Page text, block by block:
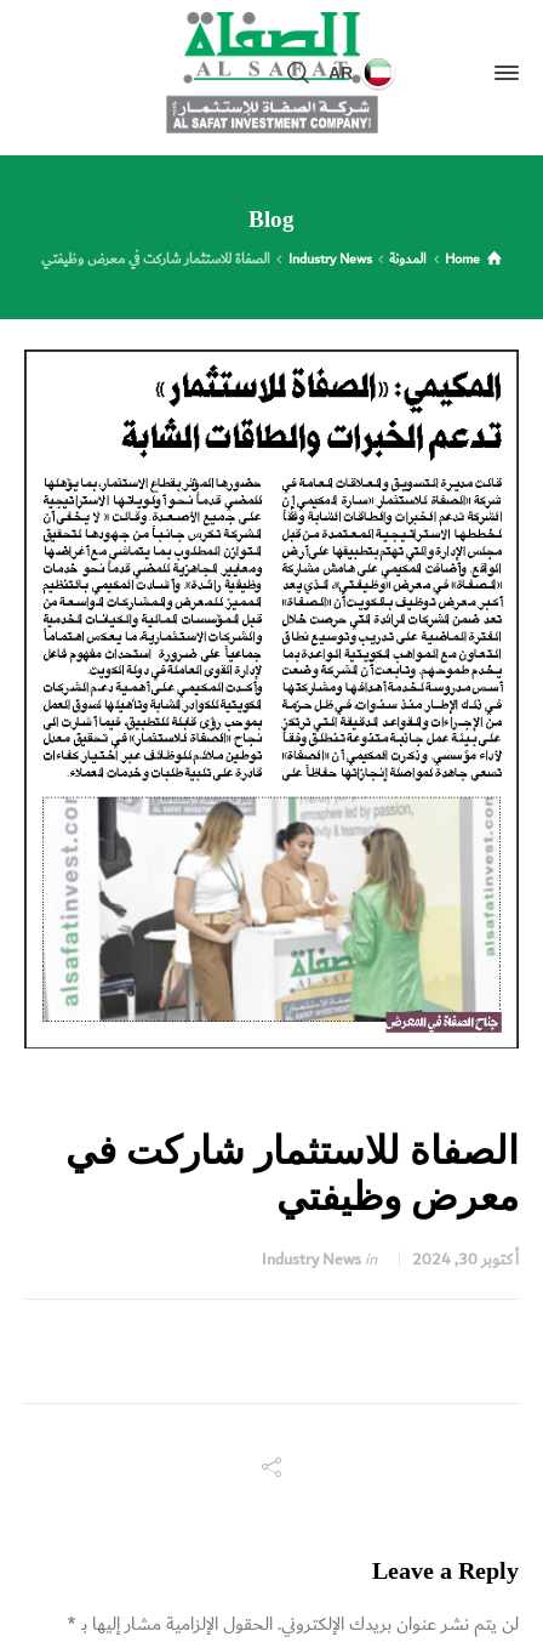
AR
Blog
Home
المدونة Industry News الصفاة للاستثمار شاركت في معرض وظيفتي
الصفاة للاستثمار شاركت في
معرض وظيفتي
أكتوبر 30, 2024 Industry Newsin
Leave a Reply
لن يتم نشر عنوان بريدك الإلكتروني.الحقول الإلزامية مشار إليها بـ*